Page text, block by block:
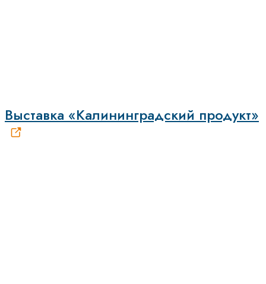
Выставка «Калининградский продукт»